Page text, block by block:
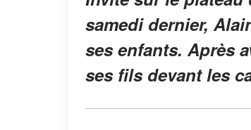
samedi dernier,
ses enfants. Après
ses fils devant les